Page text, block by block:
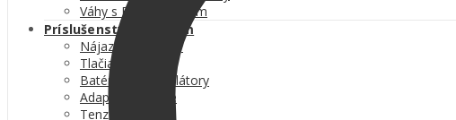
Váhy s BMI výpočtom
Príslušenstvo k váham
Nájazdové rampy
Tlačiarne etikiet
Batérie a akumulátory
Adaptéry a káble
Tenzometre